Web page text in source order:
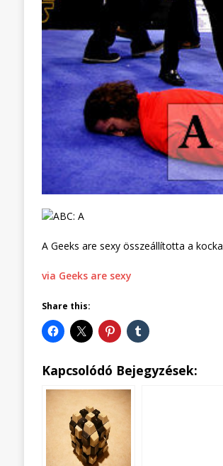
A Geeks are sexy összeállította a
via Geeks are sexy
Share this:
Kapcsolódó Bejegyzések: